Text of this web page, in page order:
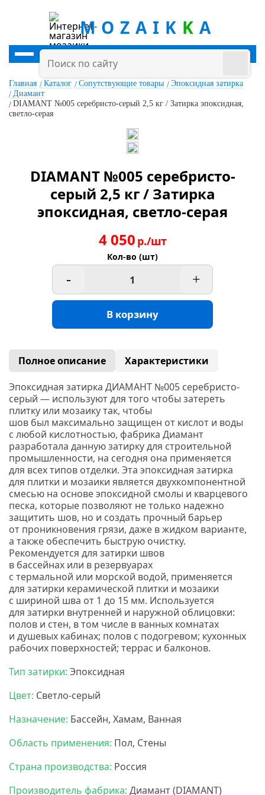
MOZAIK K A
Главная Каталог Сопутствующие товары
Эпоксидная затирка
Диамант
DIAMANT №005 серебристо-серый 2,5 кг / Затирка эпоксидная,
светло-серая
DIAMANT №005 серебристо-
серый 2,5 кг / Затирка
эпоксидная, светло-серая
4 050 р./шт
Кол-во (шт)
- +
В корзину
Полное описание
Характеристики
Эпоксидная затирка ДИАМАНТ №005 серебристо-
серый — используют для того чтобы затереть
плитку или мозаику так, чтобы
шов был максимально защищен от кислот и воды
с любой кислотностью, фабрика Диамант
разработала данную затирку для строительной
промышленности, на сегодня она применяется
для всех типов отделки. Эта эпоксидная затирка
для плитки и мозаики является двухкомпонентной
смесью на основе эпоксидной смолы и кварцевого
песка, которые позволяют не только надежно
защитить шов, но и создать прочный барьер
от проникновения грязи, даже в жидком варианте,
а также обеспечить быструю очистку.
Рекомендуется для затирки швов
в бассейнах или в резервуарах
с термальной или морской водой, применяется
для затирки керамической плитки и мозаики
с шириной шва от 1 до 15 мм. Используется
для затирки внутренней и наружной облицовки:
полов и стен, в том числе в ванных комнатах
и душевых кабинах; полов с подогревом; кухонных
рабочих поверхностей; террас и балконов.
Тип затирки: Эпоксидная
Цвет: Светло-серый
Назначение: Бассейн, Хамам, Ванная
Область применения: Пол, Стены
Страна производства: Россия
Производитель фабрика: Диамант(DIAMANT)